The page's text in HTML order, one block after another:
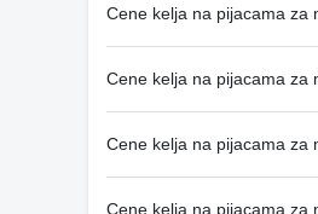
Cene kelja na pijacama za
Cene kelja na pijacama za
Cene kelja na pijacama za
Cene kelja na pijacama za